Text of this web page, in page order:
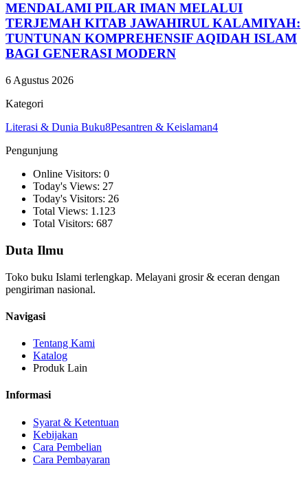
MENDALAMI PILAR IMAN MELALUI
TERJEMAH KITAB JAWAHIRUL KALAMIYAH:
TUNTUNAN KOMPREHENSIF AQIDAH ISLAM
BAGI GENERASI MODERN
6 Agustus 2026
Kategori
Literasi & Dunia Buku8Pesantren & Keislaman4
Pengunjung
Online Visitors: 0
Today's Views: 27
Today's Visitors: 26
Total Views: 1.123
Total Visitors: 687
Duta Ilmu
Toko buku Islami terlengkap. Melayani grosir & eceran dengan
pengiriman nasional.
Navigasi
Tentang Kami
Katalog
Produk Lain
Informasi
Syarat & Ketentuan
Kebijakan
Cara Pembelian
Cara Pembayaran